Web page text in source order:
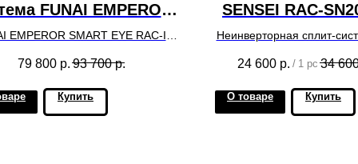
FUNAI EMPEROR
EYE RAC-I-
EMPEROR SMART EYE RAC-I-
площадь до 25 кв.м.
79 800 р. 93 700 р.
Купить
SENSEI RAC-
(Япония)
до 20 м2.
Неинверторная сплит-
рекомендуемую
24 600 р. / 1 pc 34
О товаре Купить